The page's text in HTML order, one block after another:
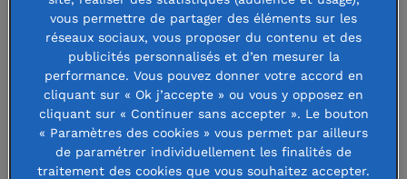
chargée de recherche à l'Université
d'Anvers et à l'Université catholique
de Louvain. Tous deux participent, du
26 au 28 février, au séminaire
international organisé à Paris par la
Fondation de France et le Comité
vous permettre de partager des éléments sur les
réseaux sociaux, vous proposer du contenu et des
publicités personnalisés et d’en mesurer la
performance. Vous pouvez donner votre accord en
cliquant sur « Ok j’accepte » ou vous y opposez en
cliquant sur « Continuer sans accepter ». Le bouton
« Paramètres des cookies » vous permet par ailleurs
de paramétrer individuellement les finalités de
traitement des cookies que vous souhaitez accepter.